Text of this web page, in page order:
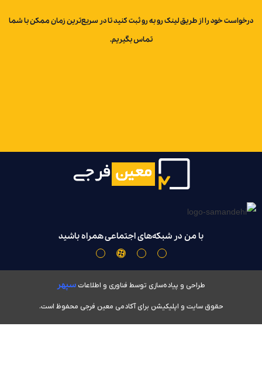
درخواست خود را از طریق لینک رو به رو ثبت کنید تا در سریع‌ترین زمان ممکن با شما
تماس بگیریم.
با من در شبکه‌های اجتماعی همراه باشید
طراحی و پیاده‌سازی توسط فناوری و اطلاعات سپهر
حقوق سایت و اپلیکیشن برای آکادمی معین فرجی محفوظ است.